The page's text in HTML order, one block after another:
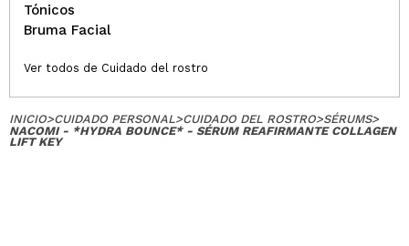
Tónicos
Bruma Facial
Ver todos de Cuidado del rostro
INICIO>CUIDADO PERSONAL>CUIDADO DEL ROSTRO>SÉRUMS>
NACOMI - *HYDRA BOUNCE* - SÉRUM REAFIRMANTE COLLAGEN
LIFT KEY